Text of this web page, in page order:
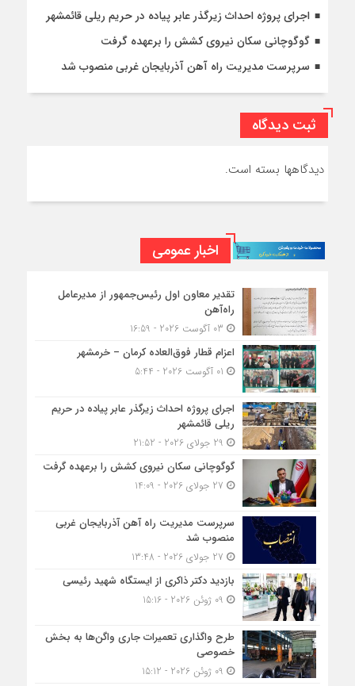
اجرای پروژه احداث زیرگذر عابر پیاده در حریم ریلی قائمشهر
گوگوچانی سکان نیروی کشش را برعهده گرفت
سرپرست مدیریت راه آهن آذربایجان غربی منصوب شد
ثبت دیدگاه
دیدگاهها بسته است.
اخبار عمومی
تقدیر معاون اول رئیس‌جمهور از مدیرعامل
راه‌آهن
اعزام قطار فوق‌العاده کرمان – خرمشهر
اجرای پروژه احداث زیرگذر عابر پیاده در حریم
ریلی قائمشهر
گوگوچانی سکان نیروی کشش را برعهده گرفت
سرپرست مدیریت راه آهن آذربایجان غربی
منصوب شد
بازدید دکتر ذاکری از ایستگاه شهید رئیسی
طرح واگذاری تعمیرات جاری واگن‌ها به بخش
خصوصی